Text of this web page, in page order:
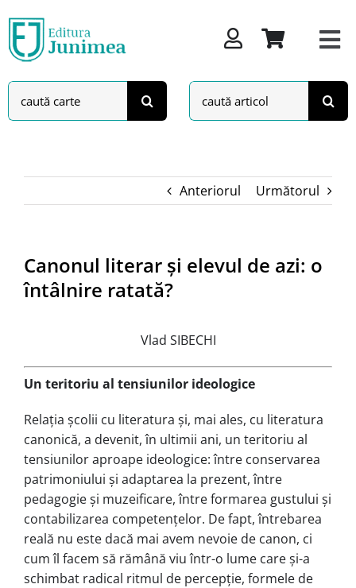
to
content
Search
for:
Search
for:
Anteriorul Următorul
Canonul literar și elevul de azi: o
întâlnire ratată?
Vlad SIBECHI
Un teritoriu al tensiunilor ideologice
Relația școlii cu literatura și, mai ales, cu literatura
canonică, a devenit, în ultimii ani, un teritoriu al
tensiunilor aproape ideologice: între conservarea
patrimoniului și adaptarea la prezent, între
pedagogie și muzeificare, între formarea gustului și
contabilizarea competențelor. De fapt, întrebarea
reală nu este dacă mai avem nevoie de canon, ci
cum îl facem să rămână viu într-o lume care și-a
schimbat radical ritmul de percepție, formele de